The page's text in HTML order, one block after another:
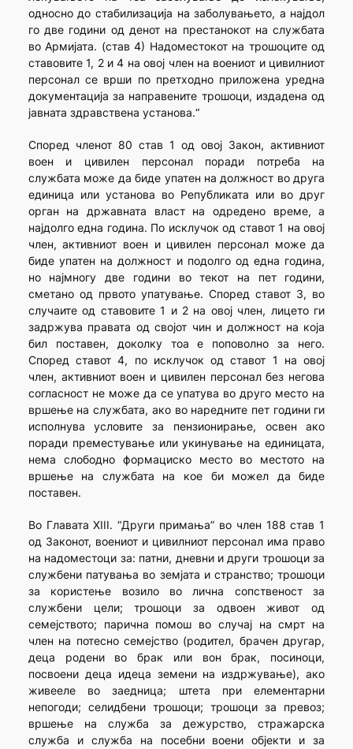
односно до стабилизација на заболувањето, а најдол
го две години од денот на престанокот на службата
во Армијата. (став 4) Надоместокот на трошоците од
ставовите 1, 2 и 4 на овој член на воениот и цивилниот
персонал се врши по претходно приложена уредна
документација за направените трошоци, издадена од
јавната здравствена установа.“
Според членот 80 став 1 од овој Закон, aктивниот
воен и цивилен персонал поради потреба на
службата може да биде упатен на должност во друга
единица или установа во Републиката или во друг
орган на државната власт на одредено време, а
најдолго една година. По исклучок од ставот 1 на овој
член, активниот воен и цивилен персонал може да
биде упатен на должност и подолго од една година,
но најмногу две години во текот на пет години,
сметано од првото упатување. Според ставот 3, во
случаите од ставовите 1 и 2 на овој член, лицето ги
задржува правата од својот чин и должност на која
бил поставен, доколку тоа е поповолно за него.
Според ставот 4, по исклучок од ставот 1 на овој
член, активниот воен и цивилен персонал без негова
согласност не може да се упатува во друго место на
вршење на службата, ако во наредните пет години ги
исполнува условите за пензионирање, освен ако
поради преместување или укинување на единицата,
нема слободно формациско место во местото на
вршење на службата на кое би можел да биде
поставен.
Во Главата XIII. “Други примања” во член 188 став 1
од Законот, воениот и цивилниот персонал има право
на надоместоци за: патни, дневни и други трошоци за
службени патувања во земјата и странство; трошоци
за користење возило во лична сопственост за
службени цели; трошоци за одвоен живот од
семејството; парична помош во случај на смрт на
член на потесно семејство (родител, брачен другар,
деца родени во брак или вон брак, посиноци,
посвоени деца идеца земени на издржување), ако
живееле во заедница; штета при елементарни
непогоди; селидбени трошоци; трошоци за превоз;
вршење на служба за дежурство, стражарска
служба и служба на посебни воени објекти и за